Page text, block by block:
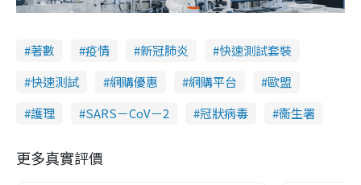
著數 疫情 新冠肺炎
快速測試套裝
快速測試
網購優惠 網購平台
歐盟
護理
SARS－CoV－2 冠狀病毒 衞生署
更多真實評價